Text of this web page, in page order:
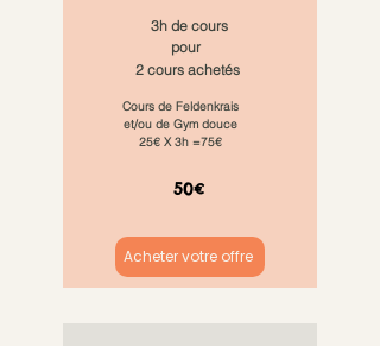
3h de cours
pour
2 cours achetés
Cours de Feldenkrais
et/ou de Gym douce
25€ X 3h =75€
50€
Acheter votre offre